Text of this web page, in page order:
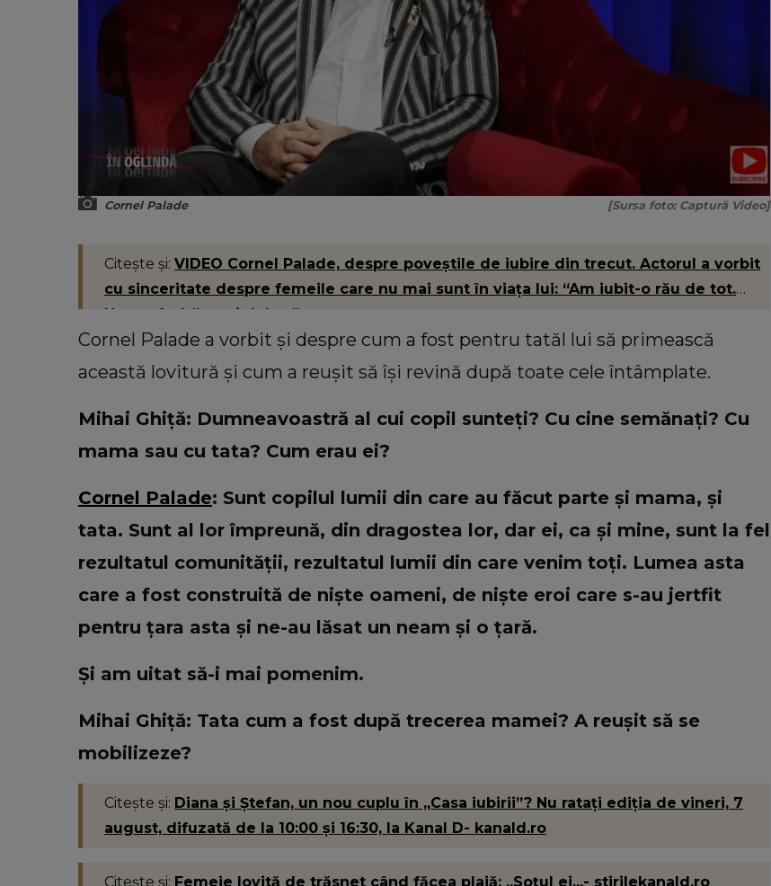
Cornel Palade [Sursa foto: Captură Video]
Citește și: VIDEO Cornel Palade, despre poveștile de iubire din trecut. Actorul a vorbit
cu sinceritate despre femeile care nu mai sunt în viața lui: “Am iubit-o rău de tot.
Ne-am îndrăgostit lulea.”
Cornel Palade a vorbit și despre cum a fost pentru tatăl lui să primească
această lovitură și cum a reușit să își revină după toate cele întâmplate.
Mihai Ghiță: Dumneavoastră al cui copil sunteți? Cu cine semănați? Cu
mama sau cu tata? Cum erau ei?
Cornel Palade: Sunt copilul lumii din care au făcut parte și mama, și
tata. Sunt al lor împreună, din dragostea lor, dar ei, ca și mine, sunt la fel
rezultatul comunității, rezultatul lumii din care venim toți. Lumea asta
care a fost construită de niște oameni, de niște eroi care s-au jertfit
pentru țara asta și ne-au lăsat un neam și o țară.
Și am uitat să-i mai pomenim.
Mihai Ghiță: Tata cum a fost după trecerea mamei? A reușit să se
mobilizeze?
Citește și: Diana și Ștefan, un nou cuplu în „Casa iubirii”? Nu ratați ediția de vineri, 7
august, difuzată de la 10:00 și 16:30, la Kanal D- kanald.ro
Citește și: Femeie lovită de trăsnet când făcea plajă: „Soțul ei...- stirilekanald.ro